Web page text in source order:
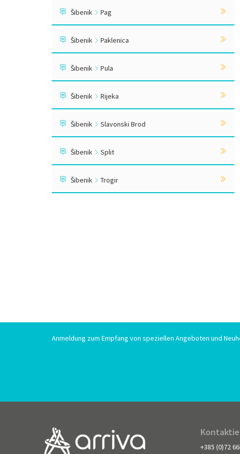
Šibenik Pag
Šibenik Paklenica
Šibenik Pula
Šibenik Rijeka
Šibenik Slavonski Brod
Šibenik Split
Šibenik Trogir
Anmeldung zum Empfang von speziellen Angeboten und
+385 (0)72